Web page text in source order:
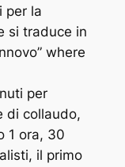
per la
si traduce in
where
per
di collaudo,
1 ora, 30
il primo